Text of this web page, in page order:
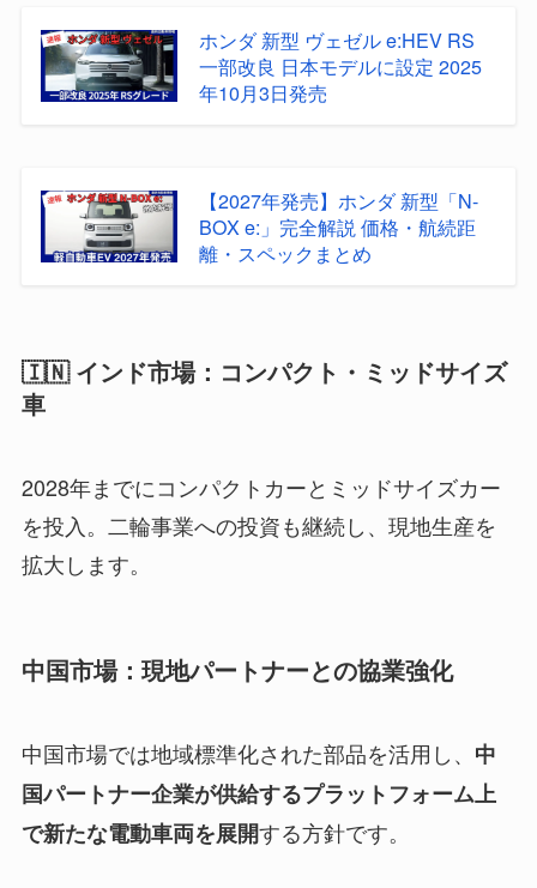
ホンダ 新型 ヴェゼル e:HEV RS
一部改良 日本モデルに設定 2025
年10月3日発売
【2027年発売】ホンダ 新型「N-
BOX e:」完全解説 価格・航続距
離・スペックまとめ
🇮🇳 インド市場：コンパクト・ミッドサイズ
車
2028年までにコンパクトカーとミッドサイズカー
を投入。二輪事業への投資も継続し、現地生産を
拡大します。
中国市場：現地パートナーとの協業強化
中国市場では地域標準化された部品を活用し、 中
国パートナー企業が供給するプラットフォーム上
で新たな電動車両を展開する方針です。